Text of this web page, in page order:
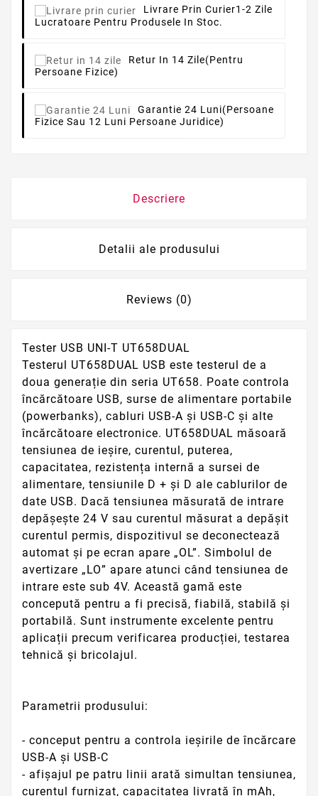
Livrare Prin Curier1-2 Zile
Lucratoare Pentru Produsele In Stoc.
Retur In 14 Zile(pentru
Persoane Fizice)
Garantie 24 Luni(persoane
Fizice Sau 12 Luni Persoane Juridice)
Descriere
Detalii ale produsului
Reviews (0)
Tester USB UNI-T UT658DUAL
Testerul UT658DUAL USB este testerul de a
doua generație din seria UT658. Poate controla
încărcătoare USB, surse de alimentare portabile
(powerbanks), cabluri USB-A și USB-C și alte
încărcătoare electronice. UT658DUAL măsoară
tensiunea de ieșire, curentul, puterea,
capacitatea, rezistența internă a sursei de
alimentare, tensiunile D + și D ale cablurilor de
date USB. Dacă tensiunea măsurată de intrare
depășește 24 V sau curentul măsurat a depășit
curentul permis, dispozitivul se deconectează
automat și pe ecran apare „OL”. Simbolul de
avertizare „LO” apare atunci când tensiunea de
intrare este sub 4V. Această gamă este
concepută pentru a fi precisă, fiabilă, stabilă și
portabilă. Sunt instrumente excelente pentru
aplicații precum verificarea producției, testarea
tehnică și bricolajul.
Parametrii produsului:
- conceput pentru a controla ieșirile de încărcare
USB-A și USB-C
- afișajul pe patru linii arată simultan tensiunea,
curentul furnizat, capacitatea livrată în mAh,